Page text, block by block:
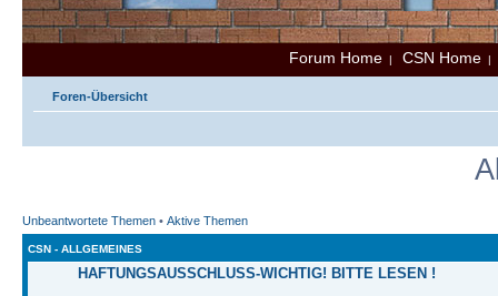
Forum Home | CSN Home
Foren-Übersicht
Unbeantwortete Themen • Aktive Themen
CSN - ALLGEMEINES
HAFTUNGSAUSSCHLUSS-WICHTIG! BITTE LESEN !